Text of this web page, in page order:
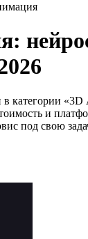
:
в категории
и
под свою